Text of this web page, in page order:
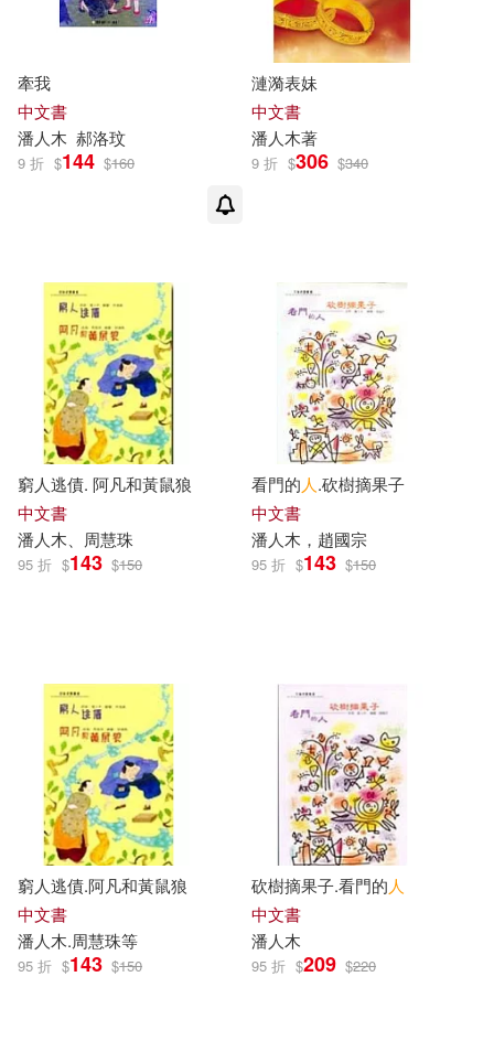
牽我
中文書
潘人木 郝洛玟
9 折 $144 $160
漣漪表妹
中文書
潘人木著
9 折 $306 $340
窮人逃債. 阿凡和黃鼠狼
中文書
潘人木 、周慧珠
95 折 $143 $150
看門的人.砍樹摘果子
中文書
潘人木 ，趙國宗
95 折 $143 $150
窮人逃債.阿凡和黃鼠狼
中文書
潘人木.周慧珠等
95 折 $143 $150
砍樹摘果子.看門的人
中文書
潘人木
95 折 $209 $220